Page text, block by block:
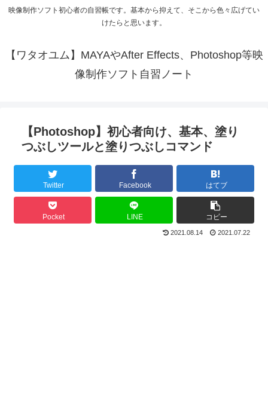
映像制作ソフト初心者の自習帳です。基本から抑えて、そこから色々広げてい
けたらと思います。
【ワタオユム】MAYAやAfter Effects、Photoshop等映
像制作ソフト自習ノート
【Photoshop】初心者向け、基本、塗り
つぶしツールと塗りつぶしコマンド
Twitter Facebook はてブ
Pocket LINE コピー
2021.08.14 2021.07.22